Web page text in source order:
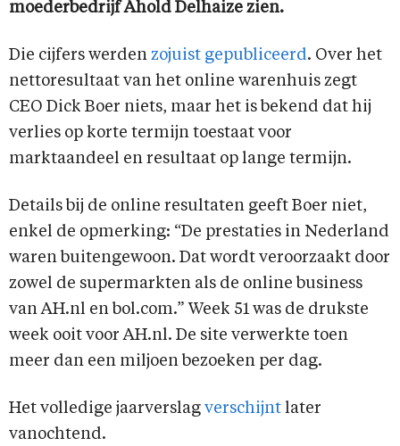
moederbedrijf Ahold Delhaize zien.
Die cijfers werden zojuist gepubliceerd. Over het
nettoresultaat van het online warenhuis zegt
CEO Dick Boer niets, maar het is bekend dat hij
verlies op korte termijn toestaat voor
marktaandeel en resultaat op lange termijn.
Details bij de online resultaten geeft Boer niet,
enkel de opmerking: “De prestaties in Nederland
waren buitengewoon. Dat wordt veroorzaakt door
zowel de supermarkten als de online business
van AH.nl en bol.com.” Week 51 was de drukste
week ooit voor AH.nl. De site verwerkte toen
meer dan een miljoen bezoeken per dag.
Het volledige jaarverslag verschijnt later
vanochtend.